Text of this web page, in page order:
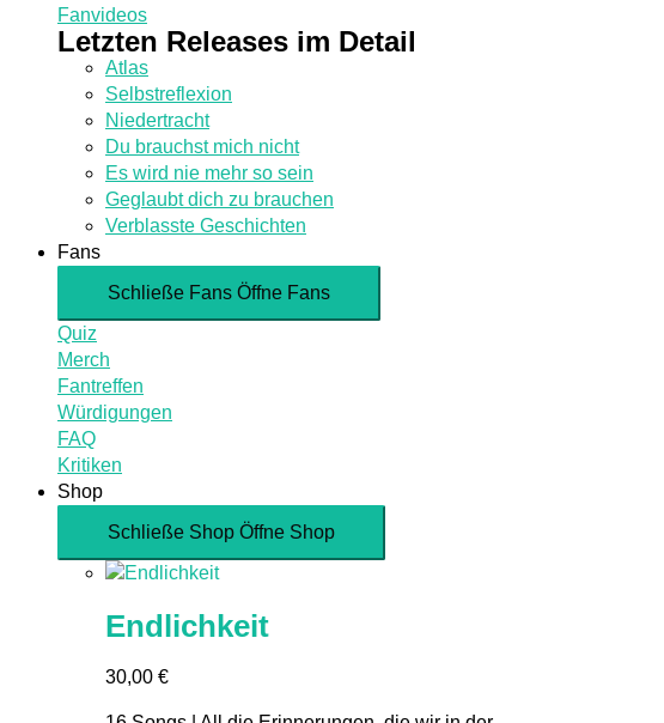
Fanvideos
Letzten Releases im Detail
Atlas
Selbstreflexion
Niedertracht
Du brauchst mich nicht
Es wird nie mehr so sein
Geglaubt dich zu brauchen
Verblasste Geschichten
Fans
Schließe Fans Öffne Fans
Quiz
Merch
Fantreffen
Würdigungen
FAQ
Kritiken
Shop
Schließe Shop Öffne Shop
Endlichkeit
30,00 €